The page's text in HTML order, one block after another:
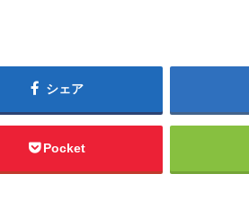
シェア
Pocket